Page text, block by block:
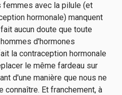
femmes avec la pilule (et
hormonale) manquent
aucun doute que toute
d'hormones
la contraception hormonale
le même fardeau sur
d'une manière que nous ne
connaître. Et franchement, à